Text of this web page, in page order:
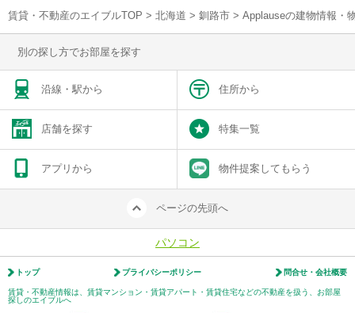
賃貸・不動産のエイブルTOP > 北海道 > 釧路市 > Applauseの建物情報・
別の探し方でお部屋を探す
沿線・駅から 住所から
店舗を探す 特集一覧
アプリから 物件提案してもらう
ページの先頭へ
パソコン
トップ プライバシーポリシー 問合せ・会社概要
賃貸・不動産情報は、賃貸マンション・賃貸アパート・賃貸住宅などの不動産を扱う、お部屋
探しのエイブルへ